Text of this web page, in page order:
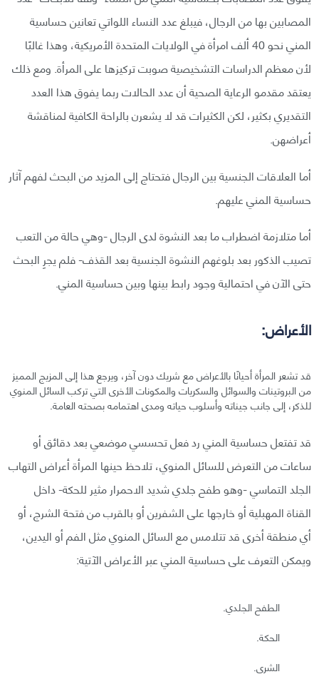
المصابين بها من الرجال، فيبلغ عدد النساء اللواتي تعانين حساسية
المني نحو 40 ألف امرأة في الولايات المتحدة الأمريكية، وهذا غالبًا
لأن معظم الدراسات التشخيصية صوبت تركيزها على المرأة. ومع ذلك
يعتقد مقدمو الرعاية الصحية أن عدد الحالات ربما يفوق هذا العدد
التقديري بكثير، لكن الكثيرات قد لا يشعرن بالراحة الكافية لمناقشة
أعراضهن.
أما العلاقات الجنسية بين الرجال فتحتاج إلى المزيد من البحث لفهم آثار
حساسية المني عليهم.
أما متلازمة اضطراب ما بعد النشوة لدى الرجال -وهي حالة من التعب
تصيب الذكور بعد بلوغهم النشوة الجنسية بعد القذف- فلم يجرِ البحث
حتى الآن في احتمالية وجود رابط بينها وبين حساسية المني.
الأعراض:
قد تشعر المرأة أحيانًا بالأعراض مع شريك دون آخر، ويرجع هذا إلى المزيج المميز
من البروتينات والسوائل والسكريات والمكونات الأخرى التي تركب السائل المنوي
للذكر، إلى جانب جيناته وأسلوب حياته ومدى اهتمامه بصحته العامة.
قد تفتعل حساسية المني رد فعل تحسسي موضعي بعد دقائق أو
ساعات من التعرض للسائل المنوي، تلاحظ حينها المرأة أعراض التهاب
الجلد التماسي -وهو طفح جلدي شديد الاحمرار مثير للحكة- داخل
القناة المهبلية أو خارجها على الشفرين أو بالقرب من فتحة الشرج، أو
أي منطقة أخرى قد تتلامس مع السائل المنوي مثل الفم أو اليدين،
ويمكن التعرف على حساسية المني عبر الأعراض الآتية:
الطفح الجلدي.
الحكة.
الشرى.